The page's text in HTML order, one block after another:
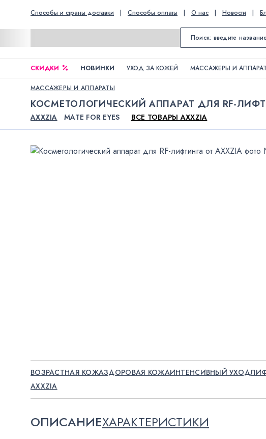
Способы и страны доставки | Способы оплаты | О нас | Новости |
СКИДКИ НОВИНКИ УХОД ЗА КОЖЕЙ МАССАЖЕРЫ И
МАССАЖЕРЫ И АППАРАТЫ
КОСМЕТОЛОГИЧЕСКИЙ АППАРАТ ДЛЯ RF-
AXXZIA MATE FOR EYES ВСЕ ТОВАРЫ AXXZIA
ВОЗРАСТНАЯ КОЖАЗДОРОВАЯ КОЖАИНТЕНСИВНЫЙ УХОД
AXXZIA
ОПИСАНИЕХАРАКТЕРИСТИКИ